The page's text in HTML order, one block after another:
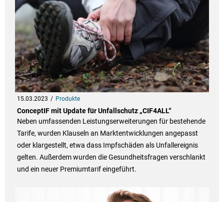
15.03.2023 Produkte
ConceptIF mit Update für Unfallschutz „CIF4ALL“
Neben umfassenden Leistungserweiterungen für bestehende
Tarife, wurden Klauseln an Marktentwicklungen angepasst
oder klargestellt, etwa dass Impfschäden als Unfallereignis
gelten. Außerdem wurden die Gesundheitsfragen verschlankt
und ein neuer Premiumtarif eingeführt.